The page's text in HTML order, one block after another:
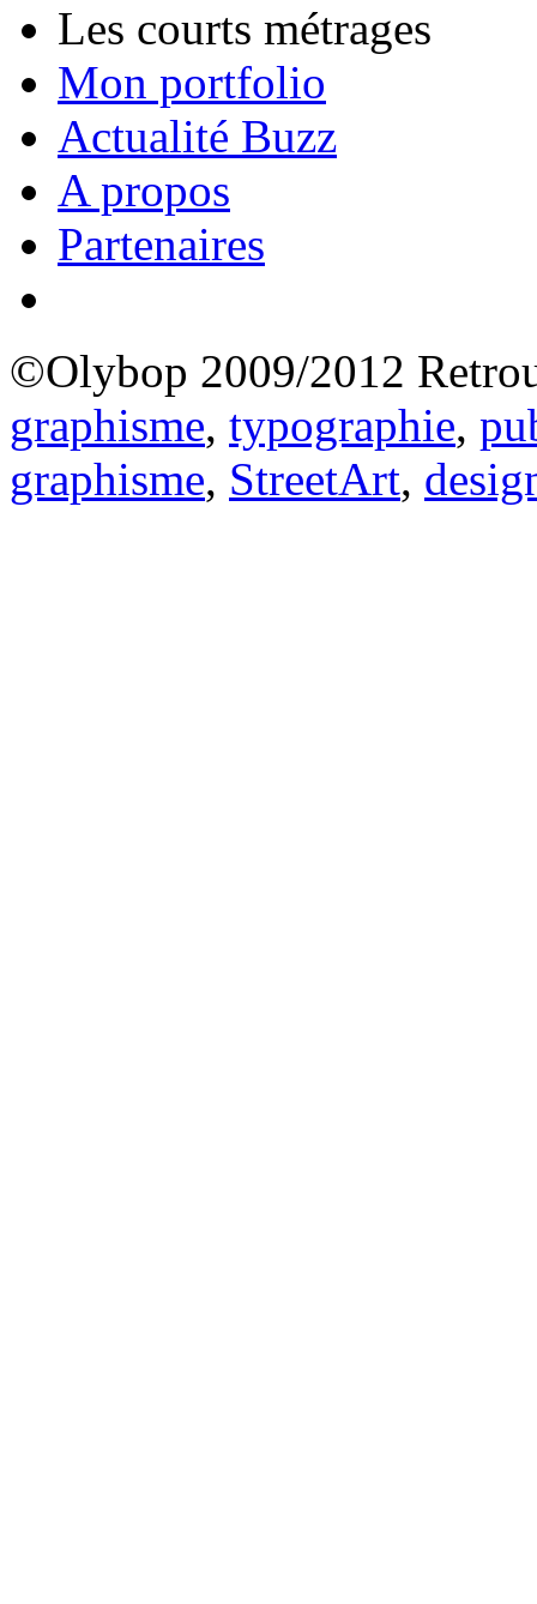
Les courts métrages
Mon portfolio
Actualité Buzz
A propos
Partenaires
©Olybop 2009/2012
graphisme, typographie,
graphisme, StreetArt,